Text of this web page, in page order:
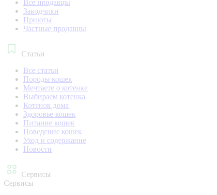
Все продавцы
Заводчики
Приюты
Частные продавцы
Статьи
Все статьи
Породы кошек
Мечтаете о котенке
Выбираем котенка
Котенок дома
Здоровье кошек
Питание кошек
Поведение кошек
Уход и содержание
Новости
Сервисы
Сервисы